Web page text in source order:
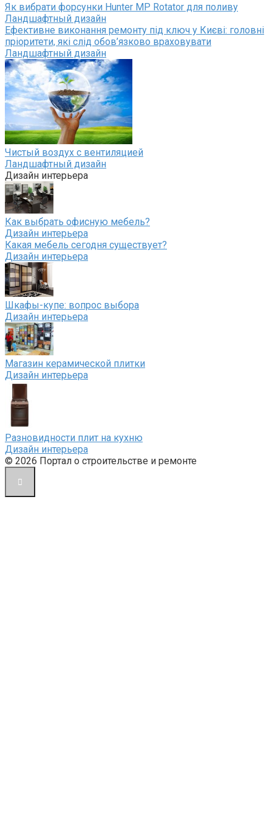
Як вибрати форсунки Hunter MP Rotator для поливу
Ландшафтный дизайн
Ефективне виконання ремонту під ключ у Києві: головні
пріоритети, які слід обов’язково враховувати
Ландшафтный дизайн
Чистый воздух с вентиляцией
Ландшафтный дизайн
Дизайн интерьера
Как выбрать офисную мебель?
Дизайн интерьера
Какая мебель сегодня существует?
Дизайн интерьера
Шкафы-купе: вопрос выбора
Дизайн интерьера
Магазин керамической плитки
Дизайн интерьера
Разновидности плит на кухню
Дизайн интерьера
© 2026 Портал о строительстве и ремонте